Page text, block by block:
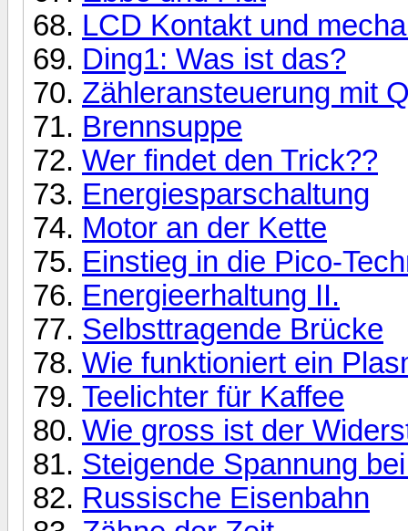
LCD Kontakt und
Ding1: Was ist das?
Zähleransteuerung mit
Brennsuppe
Wer findet den Trick??
Energiesparschaltung
Motor an der Kette
Einstieg in die Pico-
Energieerhaltung II.
Selbsttragende Brücke
Wie funktioniert ein
Teelichter für Kaffee
Wie gross ist der
Steigende Spannung
Russische Eisenbahn